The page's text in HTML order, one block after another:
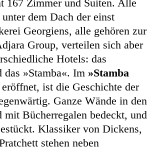
167 Zimmer und Suiten. Alle
dem Dach der einst
Georgiens, alle gehören zur
Group, verteilen sich aber
Hotels: das
das »Stamba«. Im »Stamba
ist die Geschichte der
Ganze Wände in den
mit Bücherregalen bedeckt, und
Klassiker von Dickens,
stehen neben